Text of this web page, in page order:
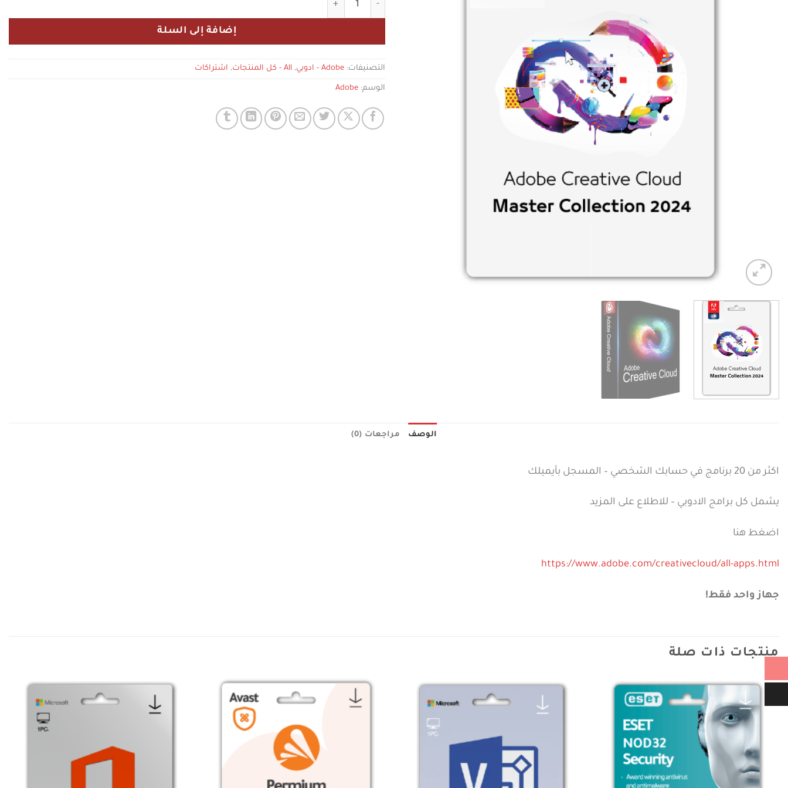
هو:
30 $.
8 $.
إضافة إلى السلة
التصنيفات: Adobe - ادوبي , All - كل المنتجات , اشتراكات
الوسم: Adobe
الوصف مراجعات (0)
اكثر من 20 برنامج في حسابك الشخصي – المسجل بأيميلك
يشمل كل برامج الادوبي – للاطلاع على المزيد
اضغط هنا
https://www.adobe.com/creativecloud/all-apps.html
جهاز واحد فقط!
منتجات ذات صلة